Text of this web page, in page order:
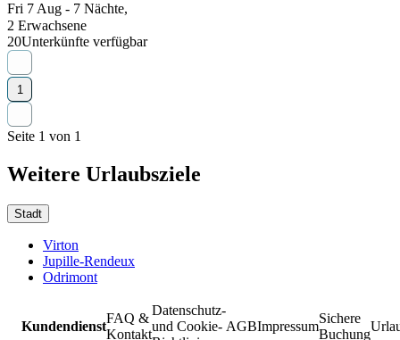
Fri 7 Aug - 7 Nächte,
2 Erwachsene
20Unterkünfte verfügbar
1
Seite 1 von 1
Weitere Urlaubsziele
Stadt
Virton
Jupille-Rendeux
Odrimont
Kundendienst
FAQ &
Kontakt
Datenschutz-
und Cookie- AGBImpressum
Sichere
Buchung